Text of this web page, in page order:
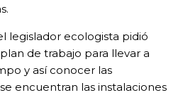
legislador ecologista pidió
de trabajo para llevar a
y así conocer las
encuentran las instalaciones